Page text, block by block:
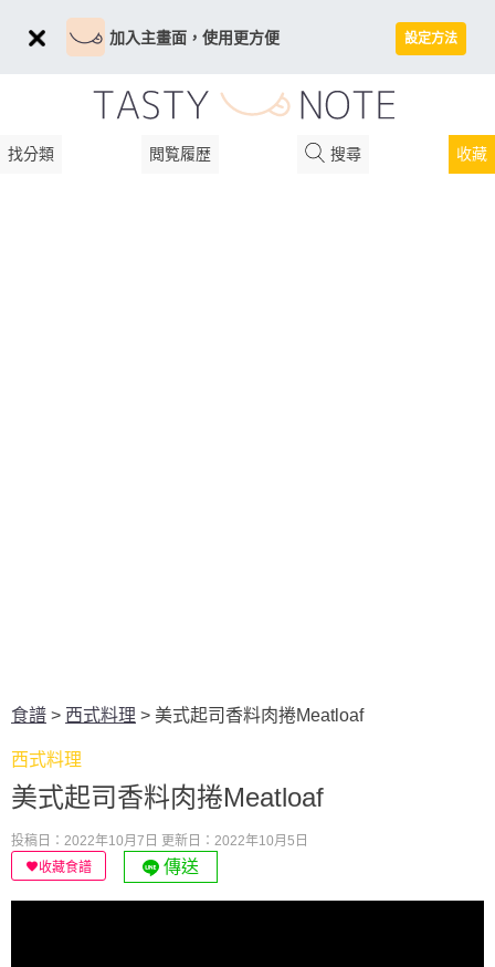
加入主畫面，使用更方便 設定方法
找分類 閲覧履歴 搜尋 收藏
食譜 > 西式料理 > 美式起司香料肉捲Meatloaf
西式料理
美式起司香料肉捲Meatloaf
投稿日：2022年10月7日 更新日：2022年10月5日
收藏食譜
傳送